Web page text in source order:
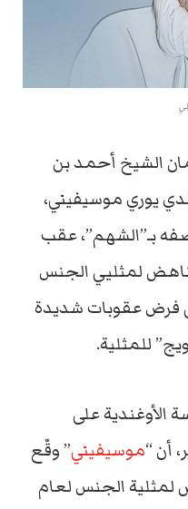
الشيخ أحمد بن
يوري موسيفيني،
بـ”الشهم”، عقب
لمثليي الجنس
فرض عقوبات شديدة
للمثلية.
الأوغندية على
أن “موسيفيني” وقّع
لمثلية الجنس لعام